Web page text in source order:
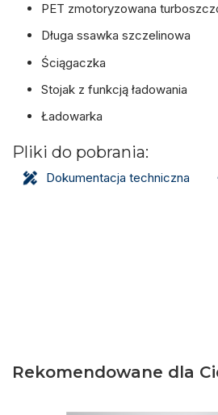
PET zmotoryzowana
Długa ssawka szczelinowa
Ściągaczka
Stojak z funkcją ładowania
Ładowarka
Pliki do pobrania:
Dokumentacja techniczna
Rekomendowane dla